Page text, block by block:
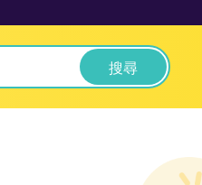
搜尋